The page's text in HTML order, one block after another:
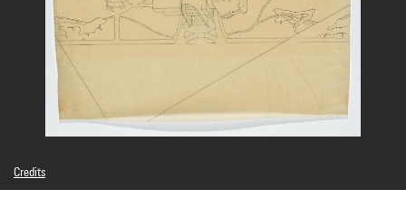
Credits
© Paul Nelson